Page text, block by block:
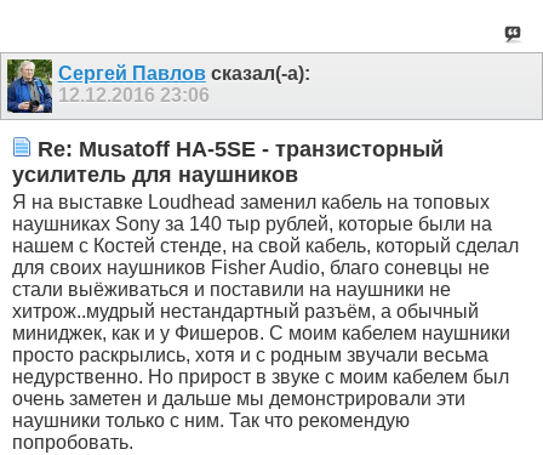
Сергей Павловсказал(-а):
12.12.2016 23:06
Re: Musatoff HA-5SE - транзисторный
усилитель для наушников
Я на выставке Loudhead заменил кабель на топовых
наушниках Sony за 140 тыр рублей, которые были на
нашем с Костей стенде, на свой кабель, который сделал
для своих наушников Fisher Audio, благо соневцы не
стали выёживаться и поставили на наушники не
хитрож..мудрый нестандартный разъём, а обычный
миниджек, как и у Фишеров. С моим кабелем наушники
просто раскрылись, хотя и с родным звучали весьма
недурственно. Но прирост в звуке с моим кабелем был
очень заметен и дальше мы демонстрировали эти
наушники только с ним. Так что рекомендую
попробовать.